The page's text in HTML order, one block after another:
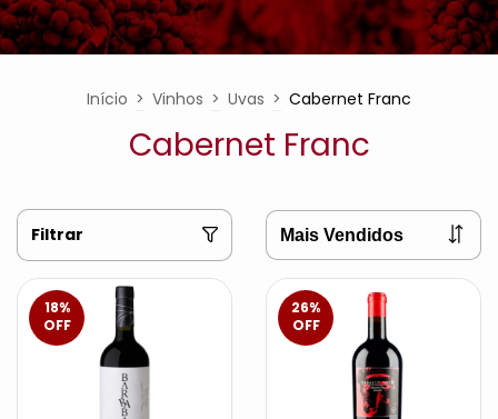
Início > Vinhos > Uvas > Cabernet Franc
Cabernet Franc
Filtrar
18%
OFF
26%
OFF